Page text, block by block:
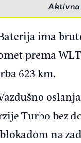
Aktivna
ima
prema
623 km.
Turbo bez
na